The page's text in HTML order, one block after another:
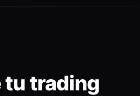
tu trading